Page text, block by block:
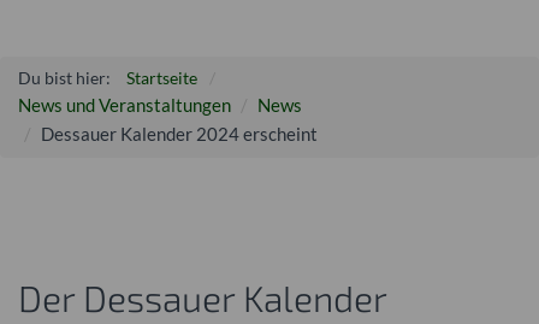
Du bist hier: Startseite
News und Veranstaltungen
News
Dessauer Kalender 2024 erscheint
Der Dessauer Kalender